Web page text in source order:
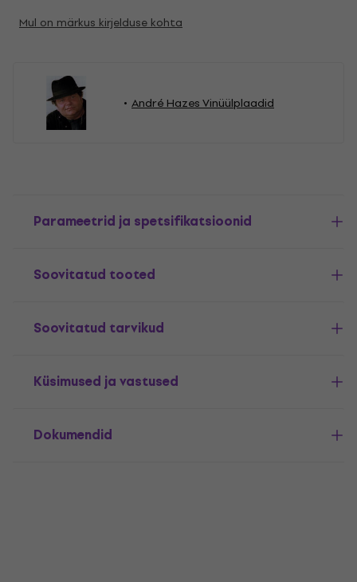
Mul on märkus kirjelduse kohta
André Hazes Vinüülplaadid
Parameetrid ja spetsifikatsioonid
Soovitatud tooted
Soovitatud tarvikud
Küsimused ja vastused
Dokumendid